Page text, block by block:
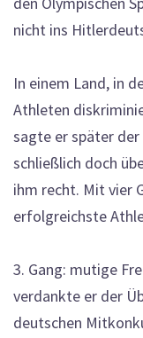
nicht ins
In einem Land, in
Athleten
sagte er später der
schließlich doch
ihm recht. Mit vier
erfolgreichste
3. Gang: mutige
verdankte er der
deutschen